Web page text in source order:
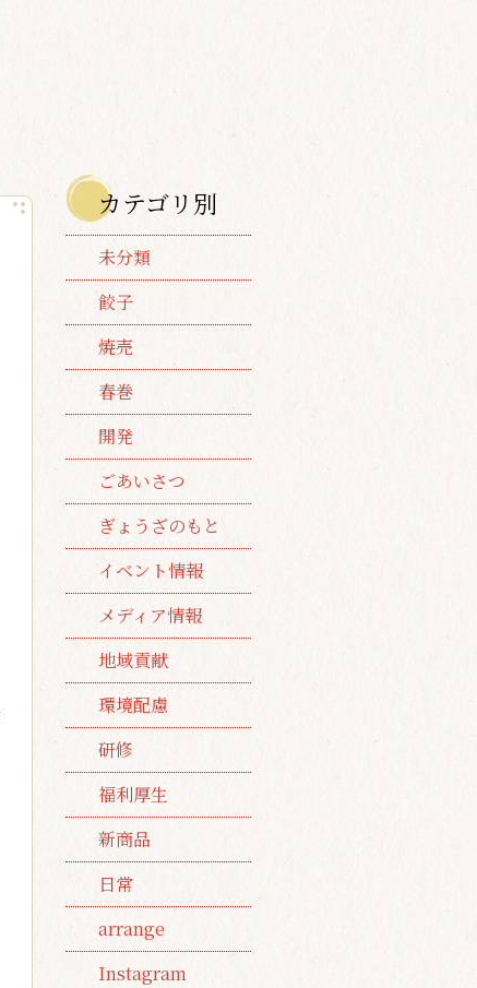
カテゴリ別
未分類
餃子
焼売
春巻
開発
ごあいさつ
ぎょうざのもと
イベント情報
メディア情報
地域貢献
環境配慮
研修
福利厚生
新商品
日常
arrange
Instagram